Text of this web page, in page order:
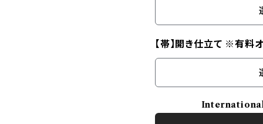
【帯】開き仕立て ※有料